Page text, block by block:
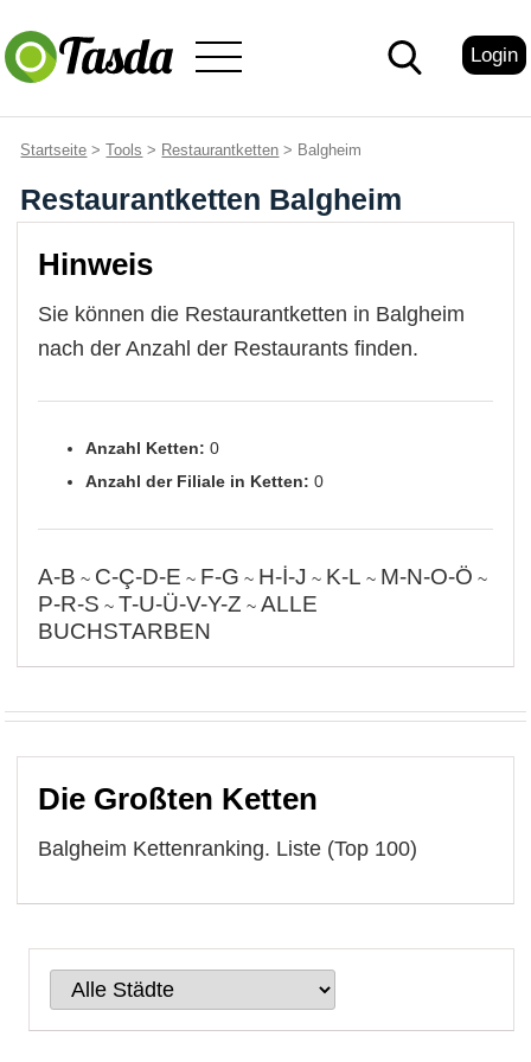
Login
Startseite >Tools > Restaurantketten > Balgheim
Restaurantketten Balgheim
Hinweis
Sie können die Restaurantketten in Balgheim
nach der Anzahl der Restaurants finden.
Anzahl Ketten: 0
Anzahl der Filiale in Ketten: 0
A-B ~ C-Ç-D-E ~ F-G ~ H-İ-J ~ K-L ~ M-N-O-Ö ~
P-R-S ~ T-U-Ü-V-Y-Z ~ALLE
BUCHSTARBEN
Die Großten Ketten
Balgheim Kettenranking. Liste (Top 100)